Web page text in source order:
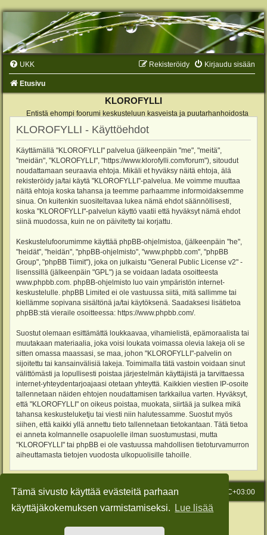
Tämä sivusto käyttää evästeitä parhaan
käyttäjäkokemuksen varmistamiseksi.
Lue lisää
UKK Kirjaudu sisään
Rekisteröidy
Etusivu
KLOROFYLLI
Entistä ehompi foorumi keskusteluun kasveista ja puutarhanhoidosta
KLOROFYLLI - Käyttöehdot
Käyttämällä "KLOROFYLLI" palvelua (jälkeenpäin "me", "meitä",
"meidän", "KLOROFYLLI", "https://www.klorofylli.com/forum"), sitoudut
noudattamaan seuraavia ehtoja. Mikäli et hyväksy näitä ehtoja, älä
rekisteröidy ja/tai käytä "KLOROFYLLI"-palvelua. Me voimme muuttaa
näitä ehtoja koska tahansa ja teemme parhaamme informoidaksemme
sinua. On kuitenkin suositeltavaa lukea nämä ehdot säännöllisesti,
koska "KLOROFYLLI"-palvelun käyttö vaatii että hyväksyt nämä ehdot
siinä muodossa, kuin ne on päivitetty tai korjattu.
Keskustelufoorumimme käyttää phpBB-ohjelmistoa, (jälkeenpäin "he",
"heidät", "heidän", "phpBB-ohjelmisto", "www.phpbb.com", "phpBB
Group", "phpBB Tiimit"), joka on julkaistu "General Public License v2" -
lisenssillä (jälkeenpäin "GPL") ja se voidaan ladata osoitteesta
www.phpbb.com . phpBB-ohjelmisto luo vain ympäristön internet-
keskustelulle. phpBB Limited ei ole vastuussa siitä, mitä sallimme tai
kiellämme sopivana sisältönä ja/tai käytöksenä. Saadaksesi lisätietoa
phpBB:stä vieraile osoitteessa: https://www.phpbb.com/.
Suostut olemaan esittämättä loukkaavaa, vihamielistä, epämoraalista tai
muutakaan materiaalia, joka voisi loukata voimassa olevia lakeja oli se
sitten omassa maassasi, se maa, johon "KLOROFYLLI"-palvelin on
sijoitettu tai kansainvälisiä lakeja. Toimimalla tätä vastoin voidaan sinut
välittömästi ja lopullisesti poistaa järjestelmän käyttäjistä ja tarvittaessa
internet-yhteydentarjoajaasi otetaan yhteyttä. Kaikkien viestien IP-osoite
tallennetaan näiden ehtojen noudattamisen tarkkailua varten. Hyväksyt,
että "KLOROFYLLI" on oikeus poistaa, muokata, siirtää ja sulkea mikä
tahansa keskusteluketju tai viesti niin halutessamme. Suostut myös
siihen, että kaikki yllä annettu tieto tallennetaan tietokantaan. Tätä tietoa
ei anneta kolmannelle osapuolelle ilman suostumustasi, mutta
"KLOROFYLLI" tai phpBB ei ole vastuussa mahdollisen tietoturvamurron
aiheuttamasta tietojen vuodosta ulkopuolisille tahoille.
Etusivu Kaikki ajat ovat UTC+03:00
Viesti Ylläpidolle
Keskustelufoorumin ohjelmistophpBB® Forum Software © phpBB Limited